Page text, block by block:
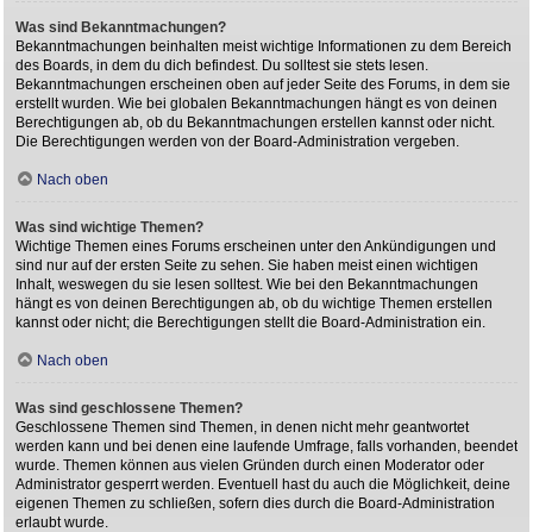
Was sind Bekanntmachungen?
Bekanntmachungen beinhalten meist wichtige Informationen zu dem Bereich
des Boards, in dem du dich befindest. Du solltest sie stets lesen.
Bekanntmachungen erscheinen oben auf jeder Seite des Forums, in dem sie
erstellt wurden. Wie bei globalen Bekanntmachungen hängt es von deinen
Berechtigungen ab, ob du Bekanntmachungen erstellen kannst oder nicht.
Die Berechtigungen werden von der Board-Administration vergeben.
Nach oben
Was sind wichtige Themen?
Wichtige Themen eines Forums erscheinen unter den Ankündigungen und
sind nur auf der ersten Seite zu sehen. Sie haben meist einen wichtigen
Inhalt, weswegen du sie lesen solltest. Wie bei den Bekanntmachungen
hängt es von deinen Berechtigungen ab, ob du wichtige Themen erstellen
kannst oder nicht; die Berechtigungen stellt die Board-Administration ein.
Nach oben
Was sind geschlossene Themen?
Geschlossene Themen sind Themen, in denen nicht mehr geantwortet
werden kann und bei denen eine laufende Umfrage, falls vorhanden, beendet
wurde. Themen können aus vielen Gründen durch einen Moderator oder
Administrator gesperrt werden. Eventuell hast du auch die Möglichkeit, deine
eigenen Themen zu schließen, sofern dies durch die Board-Administration
erlaubt wurde.